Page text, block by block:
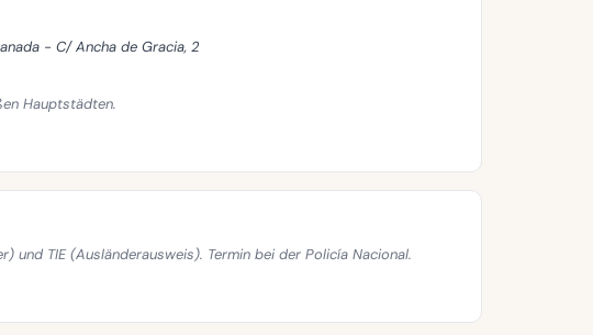
- C/ Ancha de Gracia, 2
Hauptstädten.
und TIE (Ausländerausweis). Termin bei der Policía Nacional.